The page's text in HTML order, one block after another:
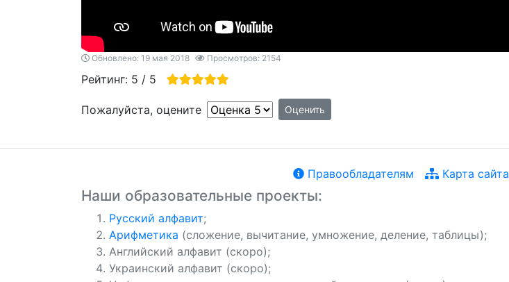
Обновлено: 19 мая 2018 Просмотров: 2154
Рейтинг: 5 / 5
Пожалуйста, оцените
Правообладателям Карта сайта
Наши образовательные проекты:
Русский алфавит;
Арифметика (сложение, вычитание, умножение, деление, таблицы);
Английский алфавит (скоро);
Украинский алфавит (скоро);